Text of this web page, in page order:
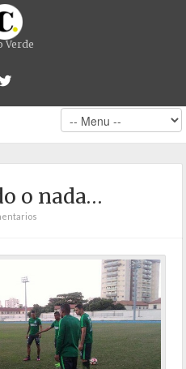
Verde
o nada…